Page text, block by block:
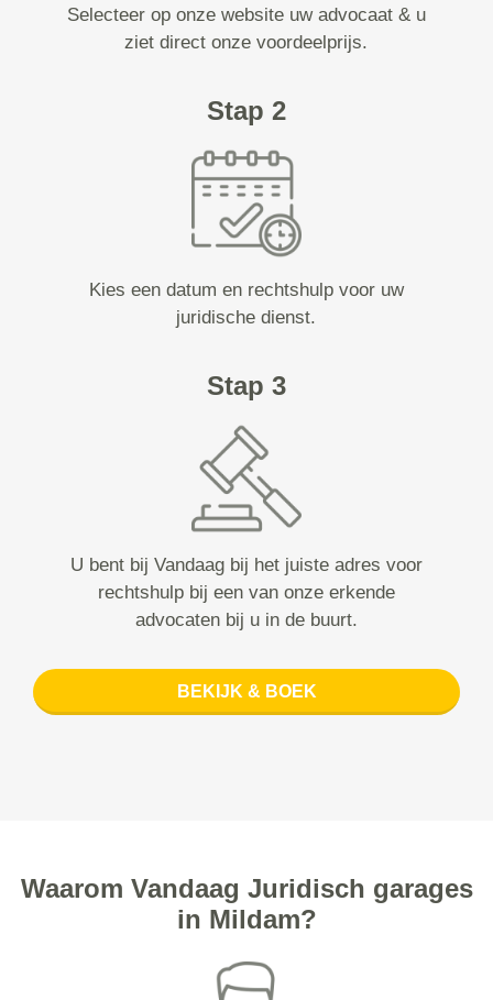
Selecteer op onze website uw advocaat & u
ziet direct onze voordeelprijs.
Stap 2
Kies een datum en rechtshulp voor uw
juridische dienst.
Stap 3
U bent bij Vandaag bij het juiste adres voor
rechtshulp bij een van onze erkende
advocaten bij u in de buurt.
BEKIJK & BOEK
Waarom Vandaag Juridisch garages
in Mildam?